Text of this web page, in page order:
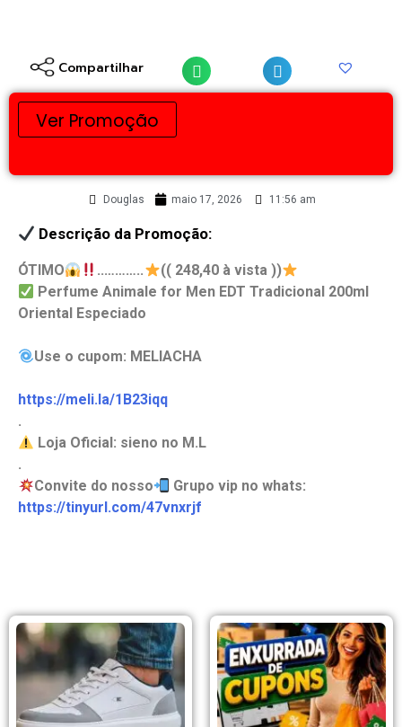
Compartilhar
Ver Promoção
Douglas maio 17, 2026 11:56 am
Descrição da Promoção:
ÓTIMO ..………..
(( 248,40 à vista ))
Perfume Animale for Men EDT Tradicional 200ml
Oriental Especiado
Use o cupom: MELIACHA
https://meli.la/1B23iqq
.
Loja Oficial: sieno no M.L
.
Convite do nosso
Grupo vip no whats:
https://tinyurl.com/47vnxrjf